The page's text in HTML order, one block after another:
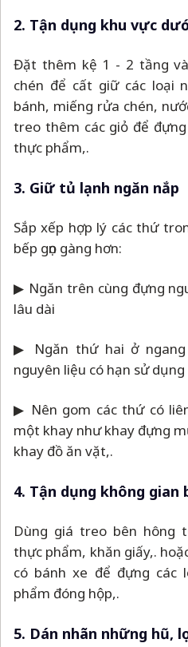
2. Tận dụng khu vực
Đặt thêm kệ 1 - 2 tầng
chén để cất giữ các loại
bánh, miếng rửa chén,
treo thêm các giỏ để
thực phẩm,.
3. Giữ tủ lạnh ngăn nắp
Sắp xếp hợp lý các thứ
bếp gọn gàng hơn:
▶ Ngăn trên cùng đựng
lâu dài
▶ Ngăn thứ hai ở
nguyên liệu có hạn sử
▶ Nên gom các thứ có
một khay như khay đựng
khay đồ ăn vặt,.
4. Tận dụng không gian
Dùng giá treo bên hông
thực phẩm, khăn giấy,.
có bánh xe để đựng các
phẩm đóng hộp,.
5. Dán nhãn những hũ,